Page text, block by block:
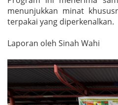
menunjukkan minat
terpakai yang diperkenalkan.
Laporan oleh Sinah Wahi